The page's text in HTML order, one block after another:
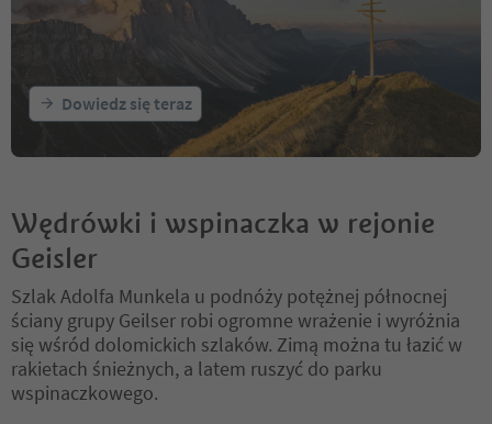
Dowiedz się teraz
Wędrówki i wspinaczka w rejonie
Geisler
Szlak Adolfa Munkela u podnóży potężnej północnej
ściany grupy Geilser robi ogromne wrażenie i wyróżnia
się wśród dolomickich szlaków. Zimą można tu łazić w
rakietach śnieżnych, a latem ruszyć do parku
wspinaczkowego.